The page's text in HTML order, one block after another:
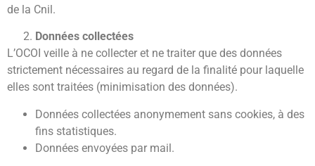
de la Cnil.
Données collectées
L’OCOI veille à ne collecter et ne traiter que des données
strictement nécessaires au regard de la finalité pour laquelle
elles sont traitées (minimisation des données).
Données collectées anonymement sans cookies, à des
fins statistiques.
Données envoyées par mail.